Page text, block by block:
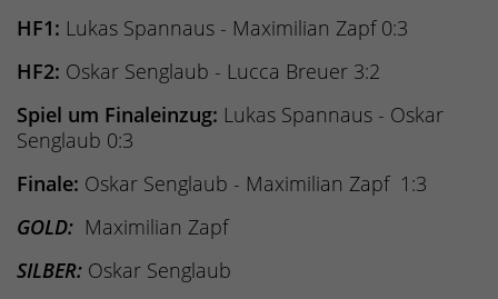
HF1: Lukas Spannaus - Maximilian Zapf 0:3
HF2: Oskar Senglaub - Lucca Breuer 3:2
Spiel um Finaleinzug: Lukas Spannaus - Oskar
Senglaub 0:3
Finale: Oskar Senglaub - Maximilian Zapf 1:3
GOLD: Maximilian Zapf
SILBER: Oskar Senglaub